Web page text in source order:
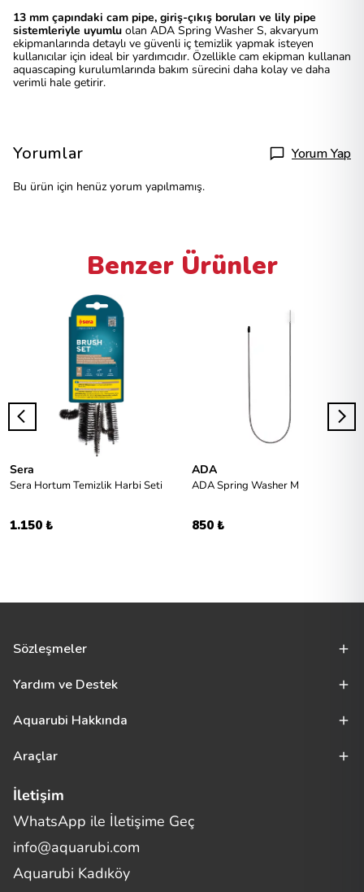
13 mm çapındaki cam pipe, giriş-çıkış boruları ve lily pipe
sistemleriyle uyumlu olan ADA Spring Washer S, akvaryum
ekipmanlarında detaylı ve güvenli iç temizlik yapmak isteyen
kullanıcılar için ideal bir yardımcıdır. Özellikle cam ekipman kullanan
aquascaping kurulumlarında bakım sürecini daha kolay ve daha
verimli hale getirir.
Yorumlar Yorum Yap
Bu ürün için henüz yorum yapılmamış.
Benzer Ürünler
Sera
Sera Hortum Temizlik Harbi Seti
1.150 ₺
ADA
ADA Spring Washer M
850 ₺
Sözleşmeler
Yardım ve Destek
Aquarubi Hakkında
Araçlar
İletişim
WhatsApp ile İletişime Geç
info@aquarubi.com
Aquarubi Kadıköy
Merhaba! Size nasıl yardımcı
olabilirim?